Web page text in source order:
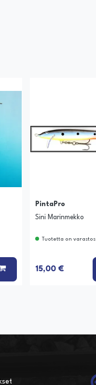
LISÄÄ KORIIN
PintaPro
Sini Marinmekko
Tuotetta on
15,00 €